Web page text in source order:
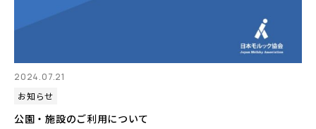
2024.07.21
お知らせ
公園・施設のご利用について